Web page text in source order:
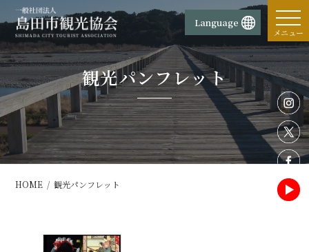
ン
ン
ツ
へ
ス
キ
ッ
プ
ビ
ー
シ
ョ
ン
に
移
動
Language
メニュー
観光パンフレット
HOME 観光パンフレット